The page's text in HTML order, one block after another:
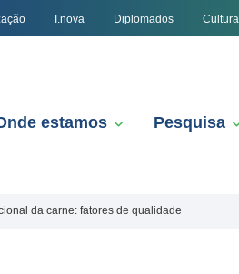
I.nova Diplomados Cultura
estamos Pesquisa
da carne: fatores de qualidade